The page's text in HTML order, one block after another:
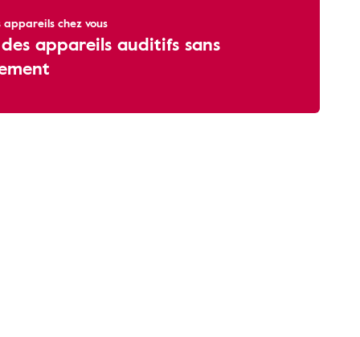
appareils chez vous
appareils auditifs sans